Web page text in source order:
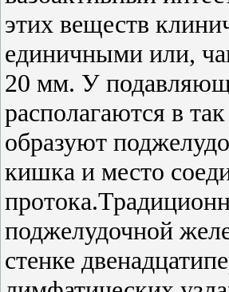
этих веществ
единичными или,
20 мм. У
располагаются в
образуют
кишка и место
протока.
поджелудочной
стенке